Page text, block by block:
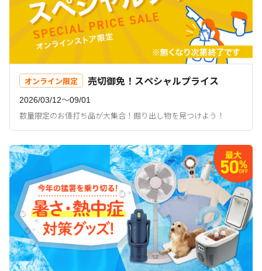
オンライン限定 売切御免！スペシャルプライス
2026/03/12〜09/01
数量限定のお値打ち品が大集合！掘り出し物を見つけよう！